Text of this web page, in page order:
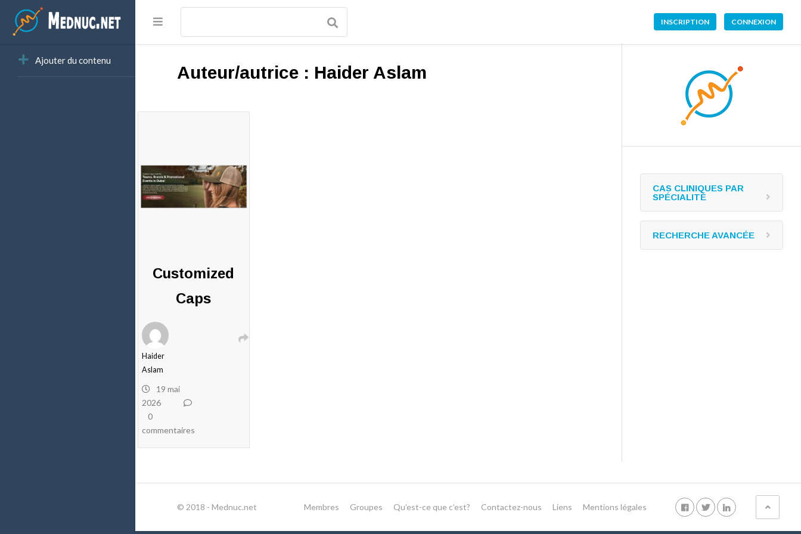
INSCRIPTION CONNEXION
Ajouter du contenu
Auteur/autrice : Haider Aslam
Customized
Caps
Haider
Aslam
19 mai
2026
0
commentaires
CAS CLINIQUES PAR
SPÉCIALITÉ
RECHERCHE AVANCÉE
© 2018 - Mednuc.net Membres Groupes Qu’est-ce que c’est? Contactez-nous Liens Mentions légales